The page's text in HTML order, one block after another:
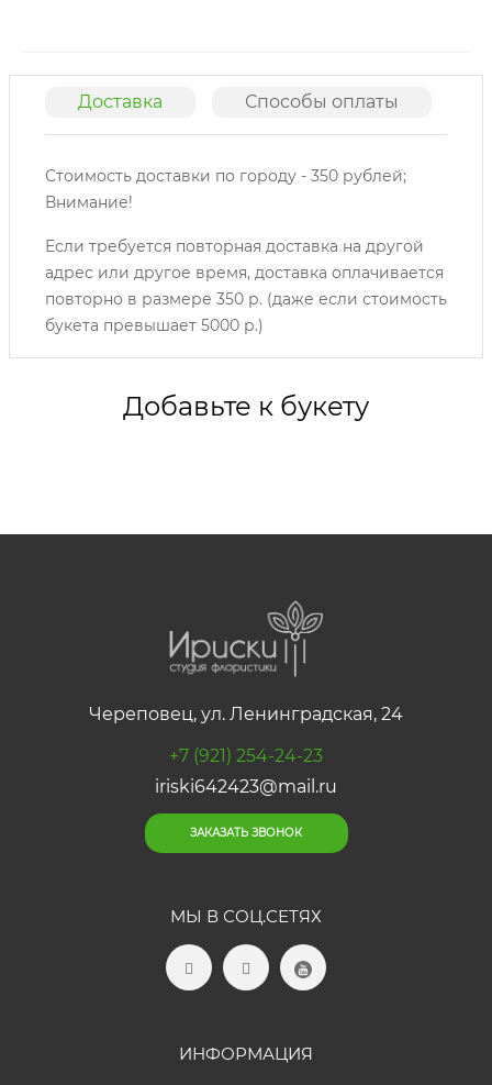
Доставка Способы оплаты
Стоимость доставки по городу - 350 рублей;
Внимание!
Если требуется повторная доставка на другой
адрес или другое время, доставка оплачивается
повторно в размере 350 р. (даже если стоимость
букета превышает 5000 р.)
Добавьте к букету
Череповец, ул. Ленинградская, 24
+7 (921) 254-24-23
iriski642423@mail.ru
ЗАКАЗАТЬ ЗВОНОК
МЫ В СОЦ.СЕТЯХ
ИНФОРМАЦИЯ